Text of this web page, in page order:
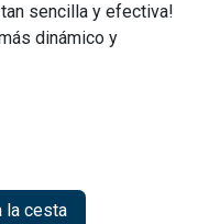
sencilla y efectiva!
dinámico y
la cesta